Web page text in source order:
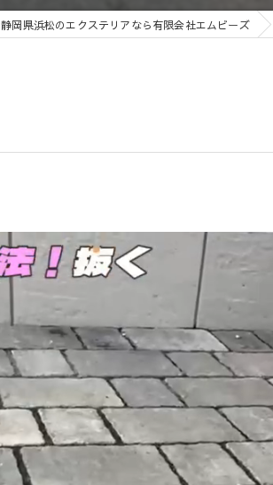
静岡県浜松のエクステリアなら有限会社エムビーズ